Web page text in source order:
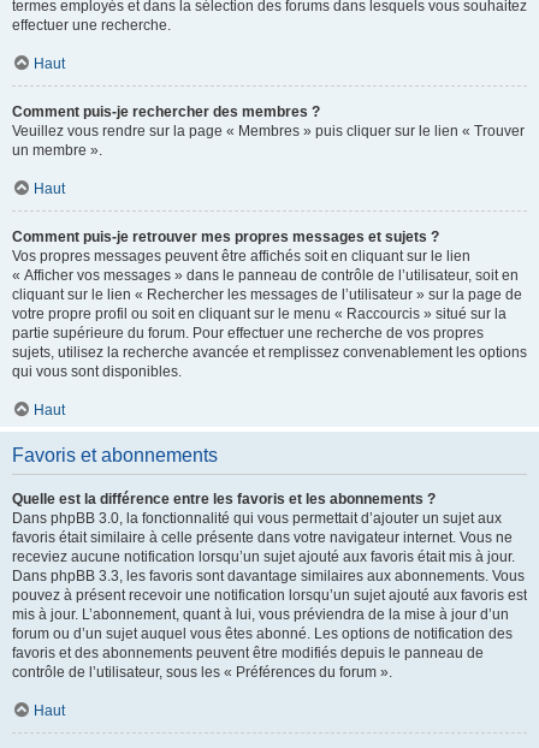
termes employés et dans la sélection des forums dans lesquels vous souhaitez
effectuer une recherche.
Haut
Comment puis-je rechercher des membres ?
Veuillez vous rendre sur la page « Membres » puis cliquer sur le lien « Trouver
un membre ».
Haut
Comment puis-je retrouver mes propres messages et sujets ?
Vos propres messages peuvent être affichés soit en cliquant sur le lien
« Afficher vos messages » dans le panneau de contrôle de l’utilisateur, soit en
cliquant sur le lien « Rechercher les messages de l’utilisateur » sur la page de
votre propre profil ou soit en cliquant sur le menu « Raccourcis » situé sur la
partie supérieure du forum. Pour effectuer une recherche de vos propres
sujets, utilisez la recherche avancée et remplissez convenablement les options
qui vous sont disponibles.
Haut
Favoris et abonnements
Quelle est la différence entre les favoris et les abonnements ?
Dans phpBB 3.0, la fonctionnalité qui vous permettait d’ajouter un sujet aux
favoris était similaire à celle présente dans votre navigateur internet. Vous ne
receviez aucune notification lorsqu’un sujet ajouté aux favoris était mis à jour.
Dans phpBB 3.3, les favoris sont davantage similaires aux abonnements. Vous
pouvez à présent recevoir une notification lorsqu’un sujet ajouté aux favoris est
mis à jour. L’abonnement, quant à lui, vous préviendra de la mise à jour d’un
forum ou d’un sujet auquel vous êtes abonné. Les options de notification des
favoris et des abonnements peuvent être modifiés depuis le panneau de
contrôle de l’utilisateur, sous les « Préférences du forum ».
Haut